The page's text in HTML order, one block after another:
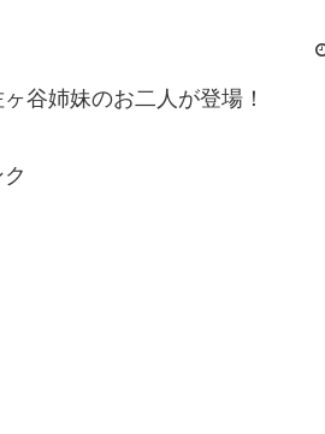
谷姉妹のお二人が登場！